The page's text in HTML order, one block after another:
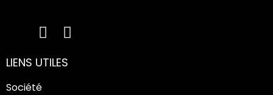
LIENS UTILES
Société